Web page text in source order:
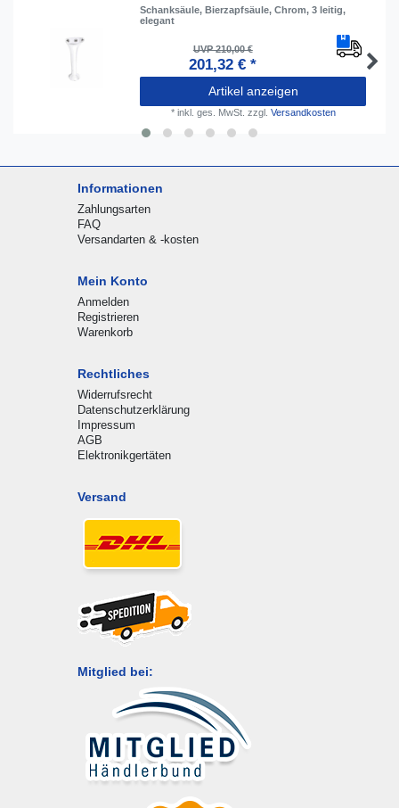
Schanksäule, Bierzapfsäule, Chrom, 3 leitig,
elegant
UVP 210,00 €
201,32 € *
Artikel anzeigen
* inkl. ges. MwSt. zzgl. Versandkosten
Informationen
Zahlungsarten
FAQ
Versandarten & -kosten
Mein Konto
Anmelden
Registrieren
Warenkorb
Rechtliches
Widerrufsrecht
Datenschutzerklärung
Impressum
AGB
Elektronikgertäten
Versand
Mitglied bei: